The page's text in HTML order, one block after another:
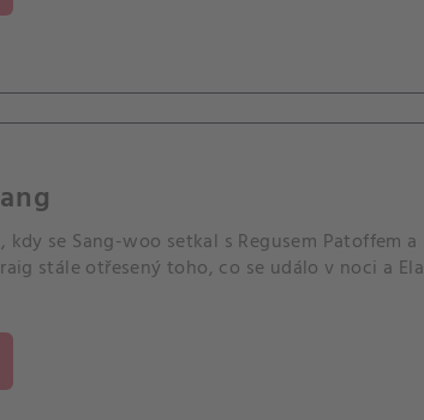
kdy se Sang-woo setkal s Regusem Patoffem
stále otřesený toho, co se událo v noci a